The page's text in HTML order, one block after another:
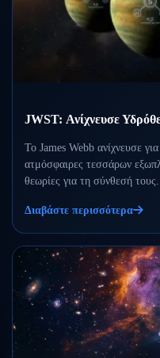
JWST: Ανίχνευσε
Το James Webb ανίχνευσε
ατμόσφαιρες τεσσάρων
θεωρίες για τη σύνθεσή τους.
Διαβάστε περισσότερα